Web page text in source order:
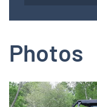
Photos